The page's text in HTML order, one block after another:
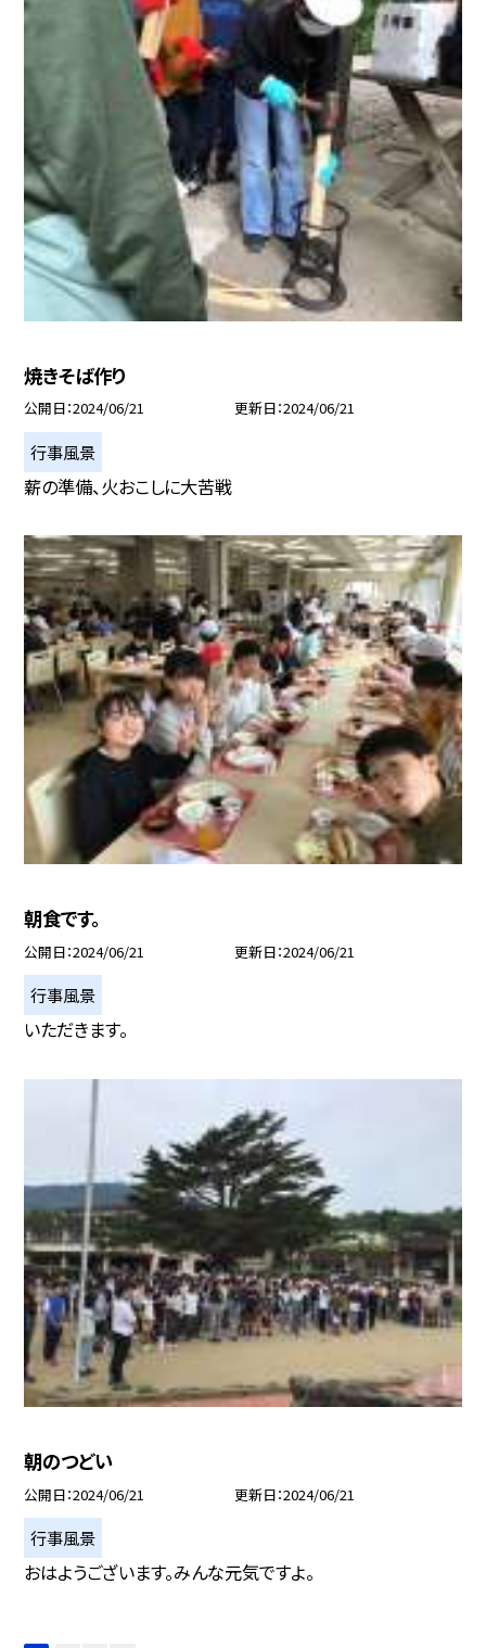
焼きそば作り
公開日 2024/06/21 更新日 2024/06/21
行事風景
薪の準備、火おこしに大苦戦
朝食です。
公開日 2024/06/21 更新日 2024/06/21
行事風景
いただきます。
朝のつどい
公開日 2024/06/21 更新日 2024/06/21
行事風景
おはようございます。みんな元気ですよ。